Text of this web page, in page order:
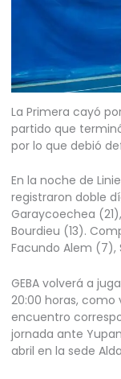
La Primera cayó
partido que
por lo que debió
En la noche de
registraron doble
Garaycoechea
Bourdieu (13).
Facundo Alem (7),
GEBA volverá a
20:00 horas, como
encuentro
jornada ante
abril en la sede